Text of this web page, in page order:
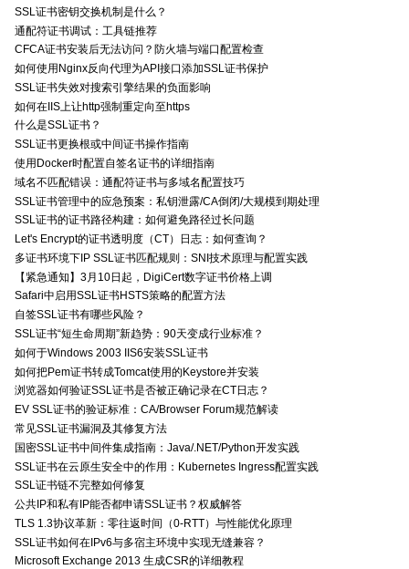
SSL证书密钥交换机制是什么？
通配符证书调试：工具链推荐
CFCA证书安装后无法访问？防火墙与端口配置检查
如何使用Nginx反向代理为API接口添加SSL证书保护
SSL证书失效对搜索引擎结果的负面影响
如何在IIS上让http强制重定向至https
什么是SSL证书？
SSL证书更换根或中间证书操作指南
使用Docker时配置自签名证书的详细指南
域名不匹配错误：通配符证书与多域名配置技巧
SSL证书管理中的应急预案：私钥泄露/CA倒闭/大规模到期处理
SSL证书的证书路径构建：如何避免路径过长问题
Let's Encrypt的证书透明度（CT）日志：如何查询？
多证书环境下IP SSL证书匹配规则：SNI技术原理与配置实践
【紧急通知】3月10日起，DigiCert数字证书价格上调
Safari中启用SSL证书HSTS策略的配置方法
自签SSL证书有哪些风险？
SSL证书“短生命周期”新趋势：90天变成行业标准？
如何于Windows 2003 IIS6安装SSL证书
如何把Pem证书转成Tomcat使用的Keystore并安装
浏览器如何验证SSL证书是否被正确记录在CT日志？
EV SSL证书的验证标准：CA/Browser Forum规范解读
常见SSL证书漏洞及其修复方法
国密SSL证书中间件集成指南：Java/.NET/Python开发实践
SSL证书在云原生安全中的作用：Kubernetes Ingress配置实践
SSL证书链不完整如何修复
公共IP和私有IP能否都申请SSL证书？权威解答
TLS 1.3协议革新：零往返时间（0-RTT）与性能优化原理
SSL证书如何在IPv6与多宿主环境中实现无缝兼容？
Microsoft Exchange 2013 生成CSR的详细教程